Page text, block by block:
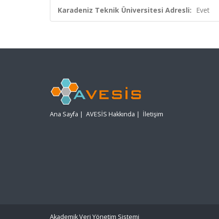
Karadeniz Teknik Üniversitesi Adresli: Evet
Ana Sayfa | AVESİS Hakkında | İletişim
Akademik Veri Yönetim Sistemi